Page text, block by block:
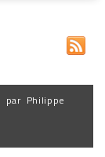
par Philippe